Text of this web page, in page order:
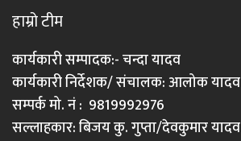
हाम्रो टीम
कार्यकारी सम्पादक:- चन्दा यादव
कार्यकारी निर्देशक/ संचालक: आलोक यादव
सम्पर्क मो. नं : 9819992976
सल्लाहकार: बिजय कु. गुप्ता/देवकुमार यादव